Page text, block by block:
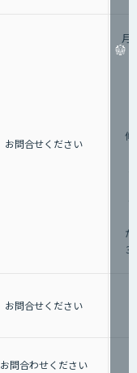
お問合せください
月
修
お問合せください
お問合わせください